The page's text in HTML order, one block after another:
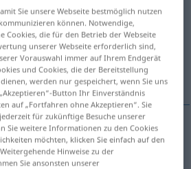
anklicken/antippen)
FIN PORT
Sie unsere Webseite bestmöglich nutzen
können. Notwendige,
Cookies, die für den Betrieb der Webseite
unserer Webseite erforderlich sind,
Vorauswahl immer auf Ihrem Endgerät
und Cookies, die der Bereitstellung
werden nur gespeichert, wenn Sie uns
Button Ihr Einverständnis
auf „Fortfahren ohne Akzeptieren“. Sie
für zukünftige Besuche unserer
Sie weitere Informationen zu den Cookies
möchten, klicken Sie einfach auf den
Hinweise zu der
Sie ansonsten unserer